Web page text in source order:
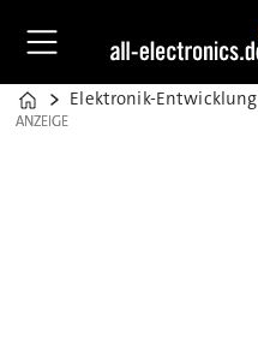
Home
Elektronik-Entwicklung
ANZEIGE
ANZEIGE